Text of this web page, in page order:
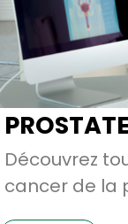
PROSTATE
Découvrez
cancer de la